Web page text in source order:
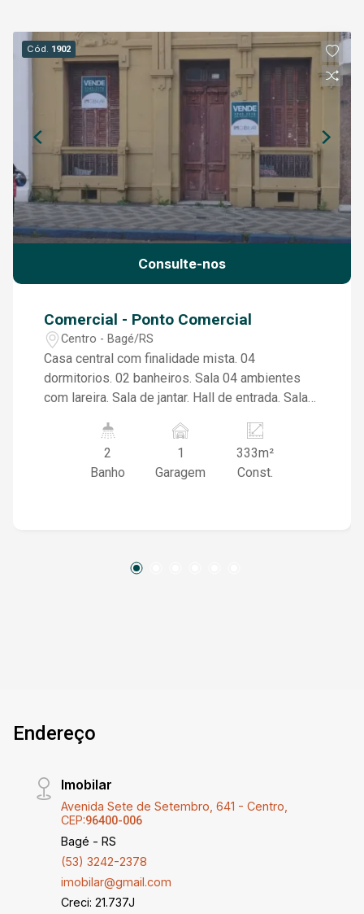
Cód. 1902
Consulte-nos
Comercial - Ponto Comercial
Centro - Bagé/RS
Casa central com finalidade mista. 04
dormitorios. 02 banheiros. Sala 04 ambientes
com lareira. Sala de jantar. Hall de entrada. Sala
parte superior. area de serviço. Poço. jardim.
Patio. Garagem. 333 metros quadrados de area
privativa. 388 metros quadrados de area total.
2
Banho
1
Garagem
333m²
Const.
Endereço
Imobilar
Avenida Sete de Setembro, 641 - Centro,
CEP:96400-006
Bagé - RS
(53) 3242-2378
imobilar@gmail.com
Creci: 21.737J